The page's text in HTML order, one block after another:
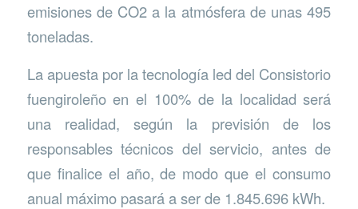
emisiones de CO2 a la atmósfera de unas 495
toneladas.
La apuesta por la tecnología led del Consistorio
fuengiroleño en el 100% de la localidad será
una realidad, según la previsión de los
responsables técnicos del servicio, antes de
que finalice el año, de modo que el consumo
anual máximo pasará a ser de 1.845.696 kWh.